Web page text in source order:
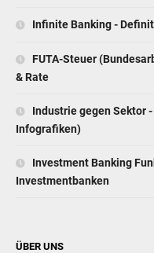
Infinite Banking -
FUTA-Steuer
& Rate
Industrie gegen Sektor
Infografiken)
Investment Banking
Investmentbanken
ÜBER UNS